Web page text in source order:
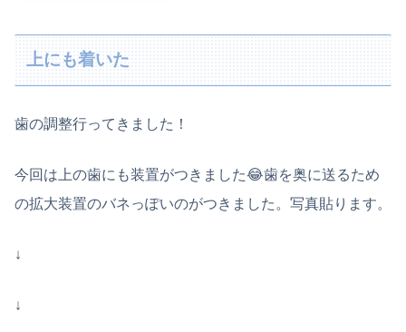
上にも着いた
歯の調整行ってきました！
今回は上の歯にも装置がつきました😂歯を奥に送るため
の拡大装置のバネっぽいのがつきました。写真貼ります。
↓
↓